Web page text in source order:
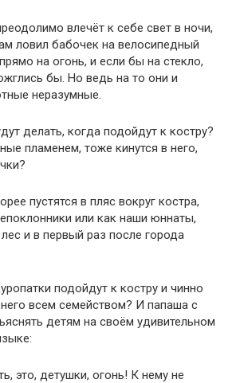
влечёт к себе свет в ночи,
ловил бабочек на велосипедный
на огонь, и если бы на стекло,
бы. Но ведь на то они и
неразумные.
делать, когда подойдут к костру?
пламенем, тоже кинутся в него,
пустятся в пляс вокруг костра,
или как наши юннаты,
и в первый раз после города
подойдут к костру и чинно
него всем семейством? И папаша с
детям на своём удивительном
это, детушки, огонь! К нему не